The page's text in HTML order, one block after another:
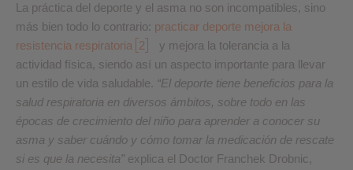
La práctica del deporte y el asma no son incompatibles, sino
más bien todo lo contrario: practicar deporte mejora la
resistencia respiratoria 2
y mejora la tolerancia a la
actividad física, siendo así un aspecto importante para llevar
un estilo de vida saludable. “El deporte tiene beneficios para la
salud respiratoria en diversos ámbitos, sobre todo en las
épocas de crecimiento del niño para aprender a conocer su
asma y saber cuándo y cómo tomar la medicación de rescate
si es que la necesita” explica el Doctor Franchek Drobnic,